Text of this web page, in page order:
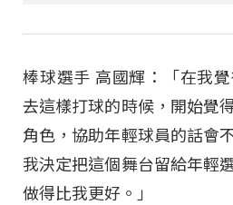
棒球選手 高國輝：「在我
去這樣打球的時候，開始覺
角色，協助年輕球員的話會
我決定把這個舞台留給年輕
做得比我更好。」